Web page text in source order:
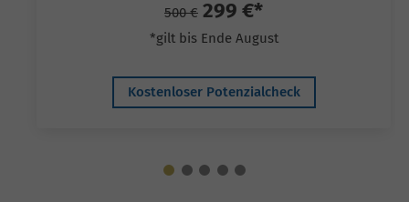
500 € 299 €*
*gilt bis Ende August
Kostenloser Potenzialcheck